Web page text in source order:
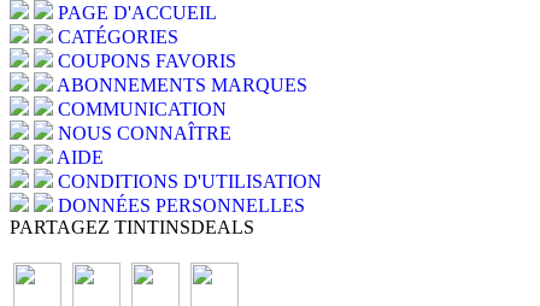
PAGE D'ACCUEIL
CATÉGORIES
COUPONS FAVORIS
ABONNEMENTS MARQUES
COMMUNICATION
NOUS CONNAÎTRE
AIDE
CONDITIONS D'UTILISATION
DONNÉES PERSONNELLES
PARTAGEZ TINTINSDEALS